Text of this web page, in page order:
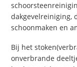
dakgevelreiniging,
schoonmaken en
Bij het
onverbrande